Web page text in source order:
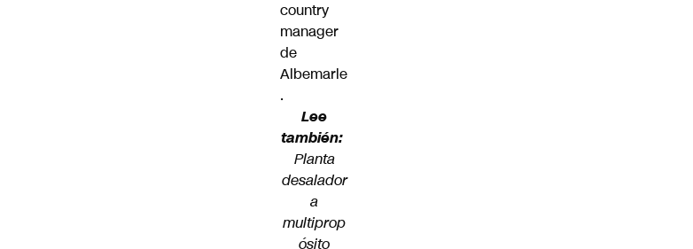
country
manager
de
Albemarle
.
Lee
también:
Planta
desalador
a
multiprop
ósito